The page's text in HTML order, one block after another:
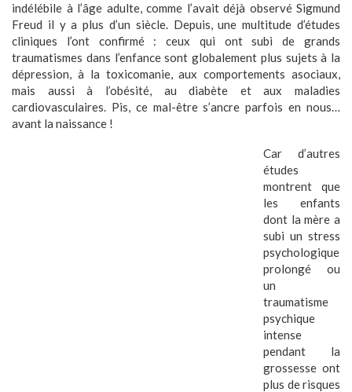
indélébile à l’âge adulte, comme l’avait déjà observé Sigmund
Freud il y a plus d’un siècle. Depuis, une multitude d’études
cliniques l’ont confirmé : ceux qui ont subi de grands
traumatismes dans l’enfance sont globalement plus sujets à la
dépression, à la toxicomanie, aux comportements asociaux,
mais aussi à l’obésité, au diabète et aux maladies
cardiovasculaires. Pis, ce mal-être s’ancre parfois en nous…
avant la naissance !
Car d’autres
études
montrent que
les enfants
dont la mère a
subi un stress
psychologique
prolongé ou
un
traumatisme
psychique
intense
pendant la
grossesse ont
plus de risques